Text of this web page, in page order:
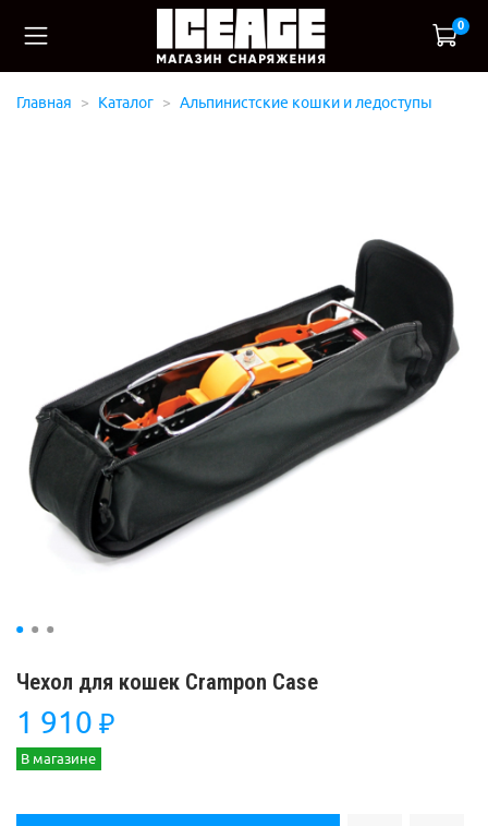
0
Главная Каталог Альпинистские кошки и ледоступы
Чехол для кошек Crampon Case
1 910 ₽
В магазине